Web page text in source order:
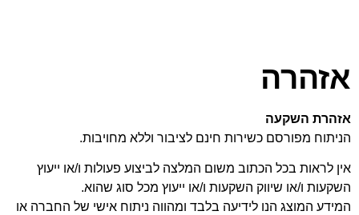
אזהרה
אזהרת השקעה
הניתוח מפורסם כשירות חינם לציבור וללא מחויבות.
אין לראות בכל הכתוב משום המלצה לביצוע פעולות ו/או ייעוץ
השקעות ו/או שיווק השקעות ו/או ייעוץ מכל סוג שהוא.
המידע המוצג הנו לידיעה בלבד ומהווה ניתוח אישי של החברה או